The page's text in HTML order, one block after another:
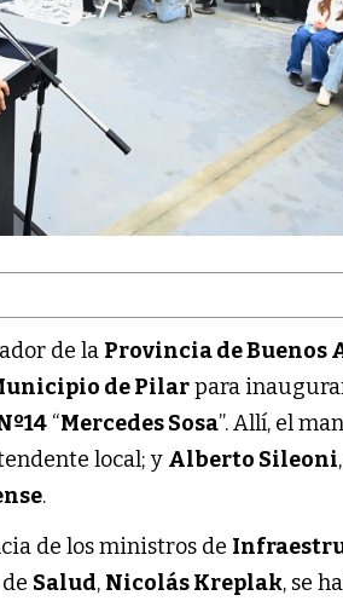
de la Provincia de Buenos
de Pilarpara
“Mercedes Sosa”. Allí, el
local; y Alberto Sileoni
.
de los ministros de
Salud, Nicolás Kreplak, se